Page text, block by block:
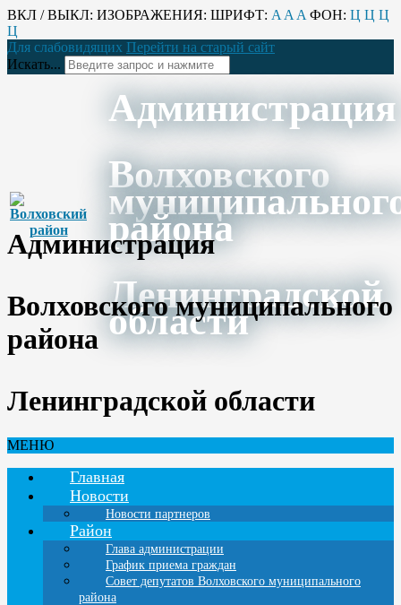
ВКЛ / ВЫКЛ: ИЗОБРАЖЕНИЯ: ШРИФТ: A A A ФОН: Ц Ц Ц
Ц
Для слабовидящих Перейти на старый сайт
Искать...
Администрация
Волховского
района
Ленинградской
области
Администрация
Волховского муниципального
района
Ленинградской области
МЕНЮ
Главная
Новости
Новости партнеров
Район
Глава администрации
График приема граждан
Совет депутатов Волховского муниципального
района